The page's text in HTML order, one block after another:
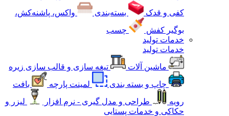
کفی و قدک
بسته‌بندی
واکس، پاشنه‌کش،
بوگیر کفش
چسب
خدمات تولید
خدمات تولید
ماشین آلات
تیغه سازی و قالب سازی زیره
چاپ و بسته بندی
لمینت پارچه
بافت
رویه
طراحی و مدل گیری - نرم افزار
لیزر و
حکاکی و خدمات پستایی